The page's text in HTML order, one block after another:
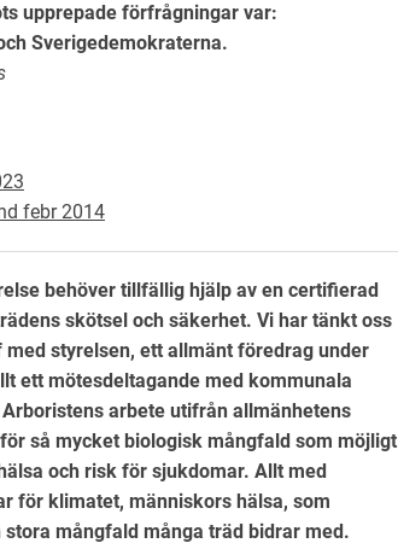
upprepade förfrågningar var:
Sverigedemokraterna.
febr 2014
behöver tillfällig hjälp av en certifierad
skötsel och säkerhet. Vi har tänkt oss
styrelsen, ett allmänt föredrag under
ett mötesdeltagande med kommunala
arbete utifrån allmänhetens
så mycket biologisk mångfald som möjligt
och risk för sjukdomar. Allt med
för klimatet, människors hälsa, som
mångfald många träd bidrar med.